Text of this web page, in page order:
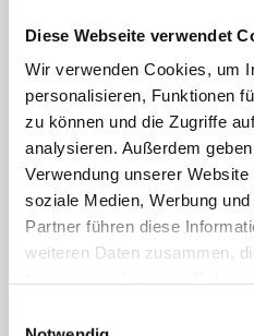
Diese Webseite verwendet
Wir verwenden Cookies, um
personalisieren, Funktionen
zu können und die Zugriffe
analysieren. Außerdem
Verwendung unserer
soziale Medien, Werbung
Partner führen diese
weiteren Daten zusammen,